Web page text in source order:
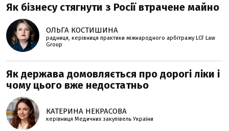
Як бізнесу стягнути з Росії втрачене майно
ОЛЬГА КОСТИШИНА
радниця, керівниця практики міжнародного арбітражу LCF Law
Group
Як держава домовляється про дорогі ліки і
чому цього вже недостатньо
КАТЕРИНА НЕКРАСОВА
керівниця Медичних закупівель України